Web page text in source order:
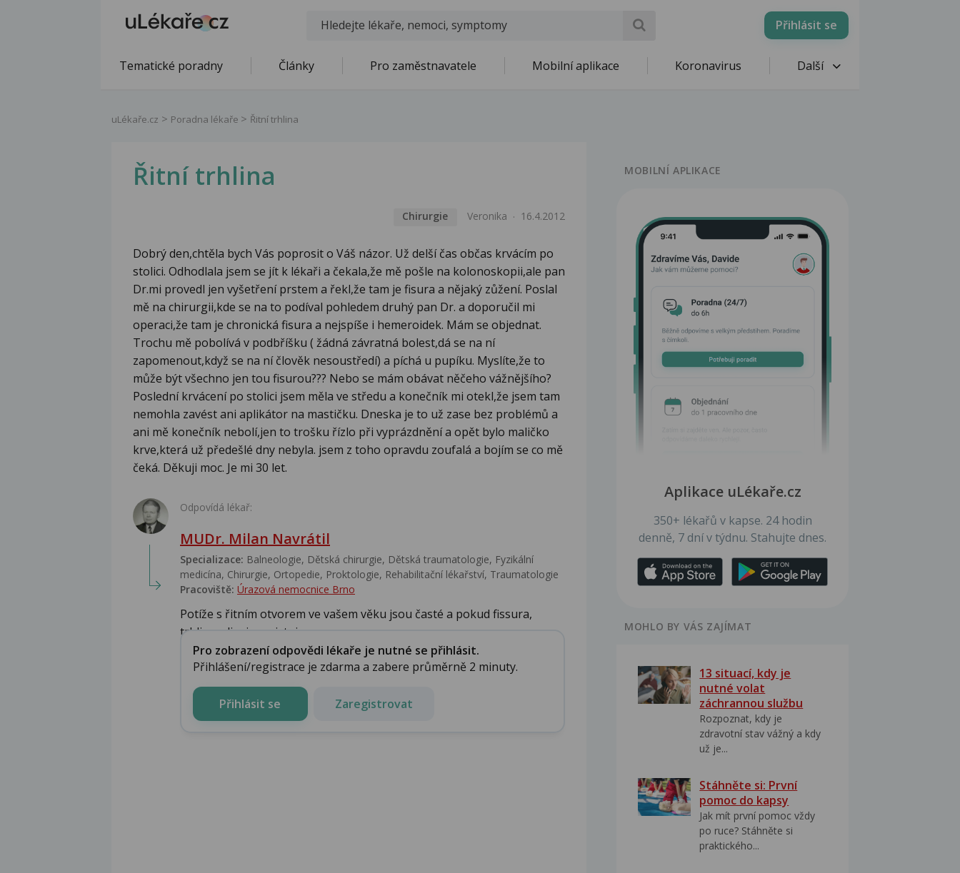
Přihlásit se
Tematické poradny Články Pro zaměstnavatele Mobilní aplikace Koronavirus Další
uLékaře.cz Poradna lékaře Řitní trhlina
Řitní trhlina
Chirurgie Veronika 16.4.2012
Dobrý den,chtěla bych Vás poprosit o Váš názor. Už delší čas občas krvácím po
stolici. Odhodlala jsem se jít k lékaři a čekala,že mě pošle na kolonoskopii,ale pan
Dr.mi provedl jen vyšetření prstem a řekl,že tam je fisura a nějaký zůžení. Poslal
mě na chirurgii,kde se na to podíval pohledem druhý pan Dr. a doporučil mi
operaci,že tam je chronická fisura a nejspíše i hemeroidek. Mám se objednat.
Trochu mě pobolívá v podbříšku ( žádná závratná bolest,dá se na ní
zapomenout,když se na ní člověk nesoustředí) a píchá u pupíku. Myslíte,že to
může být všechno jen tou fisurou??? Nebo se mám obávat něčeho vážnějšího?
Poslední krvácení po stolici jsem měla ve středu a konečník mi otekl,že jsem tam
nemohla zavést ani aplikátor na mastičku. Dneska je to už zase bez problémů a
ani mě konečník nebolí,jen to trošku řízlo při vyprázdnění a opět bylo maličko
krve,která už předešlé dny nebyla. jsem z toho opravdu zoufalá a bojím se co mě
čeká. Děkuji moc. Je mi 30 let.
Odpovídá lékař:
MUDr. Milan Navrátil
Specializace: Balneologie, Dětská chirurgie, Dětská traumatologie, Fyzikální
medicína, Chirurgie, Ortopedie, Proktologie, Rehabilitační lékařství‎, Traumatologie
Pracoviště: Úrazová nemocnice Brno
Potíže s řitním otvorem ve vašem věku jsou časté a pokud fissura,
trhlina, sliznice existuje...
Pro zobrazení odpovědi lékaře je nutné se přihlásit.
Přihlášení/registrace je zdarma a zabere průměrně 2 minuty.
Přihlásit se Zaregistrovat
MOBILNÍ APLIKACE
Aplikace uLékaře.cz
350+ lékařů v kapse. 24 hodin
denně, 7 dní v týdnu. Stahujte dnes.
MOHLO BY VÁS ZAJÍMAT
13 situací, kdy je
nutné volat
záchrannou službu
Rozpoznat, kdy je
zdravotní stav vážný a kdy
už je...
Stáhněte si: První
pomoc do kapsy
Jak mít první pomoc vždy
po ruce? Stáhněte si
praktického...